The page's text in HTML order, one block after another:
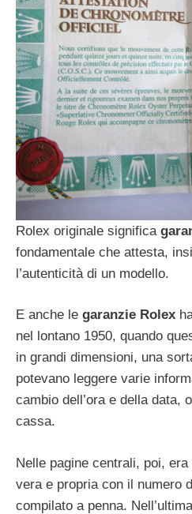
Rolex originale significa
fondamentale che attesta,
l’autenticità di un modello.
E anche le garanzie Rolex
nel lontano 1950, quando
in grandi dimensioni, una
potevano leggere varie
cambio dell’ora e della data,
cassa.
Nelle pagine centrali, poi,
vera e propria con il numero
compilato a penna.